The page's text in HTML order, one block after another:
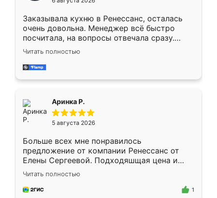
мебели буду заказывать только здесь.
Заказывала кухню в Ренессанс, осталась
очень довольна. Менеджер всё быстро
посчитала, на вопросы отвечала сразу.
Замерщик приехал в субботу, подошёл к
делу со всей ответственностью. Собрали
за день, ребята работали аккуратно, даже
Читать полностью
Аринка Р.
5 августа 2026
Больше всех мне понравилось
предложение от компании Ренессанс от
Елены Сергеевой. Подходяшщая цена и
короткие сроки изготовления. Приехавший
для замера сотрудник Владислав
предложил по моему эскизу самый
Читать полностью
1